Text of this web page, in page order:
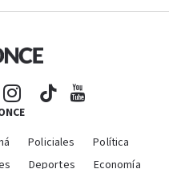
Policiales
Política
Deportes Economía